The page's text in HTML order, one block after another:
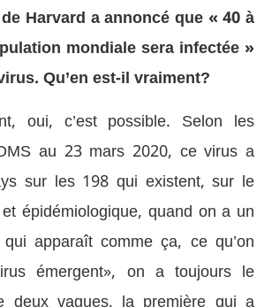
Harvard a annoncé que « 40 à
mondiale sera infectée »
Qu’en est-il vraiment?
oui, c’est possible. Selon les
au 23 mars 2020, ce virus a
sur les 198 qui existent, sur le
épidémiologique, quand on a un
apparaît comme ça, ce qu’on
émergent», on a toujours le